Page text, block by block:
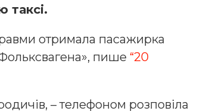
таксі.
отримала пасажирка
пише “20
– телефоном розповіла